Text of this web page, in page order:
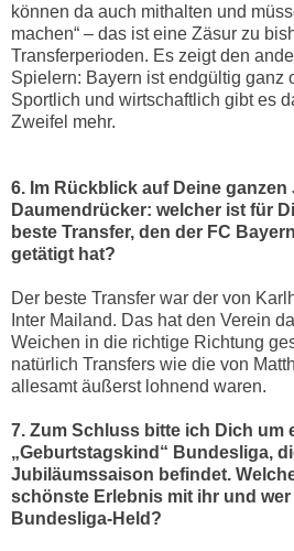
können da auch mithalten und
machen“ – das ist eine Zäsur zu
Transferperioden. Es zeigt den
Spielern: Bayern ist endgültig ganz
Sportlich und wirtschaftlich gibt es
Zweifel mehr.
6. Im Rückblick auf Deine ganzen
Daumendrücker: welcher ist für
beste Transfer, den der FC
getätigt hat?
Der beste Transfer war der von
Inter Mailand. Das hat den Verein
Weichen in die richtige Richtung
natürlich Transfers wie die von
allesamt äußerst lohnend waren.
7. Zum Schluss bitte ich Dich um
„Geburtstagskind“ Bundesliga,
Jubiläumssaison befindet.
schönste Erlebnis mit ihr und
Bundesliga-Held?